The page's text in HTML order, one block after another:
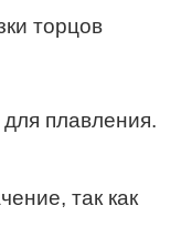
торцов
плавления.
так как